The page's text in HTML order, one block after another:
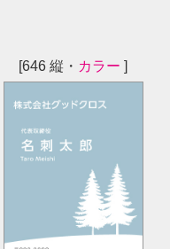
[646 縦・ カラー ]